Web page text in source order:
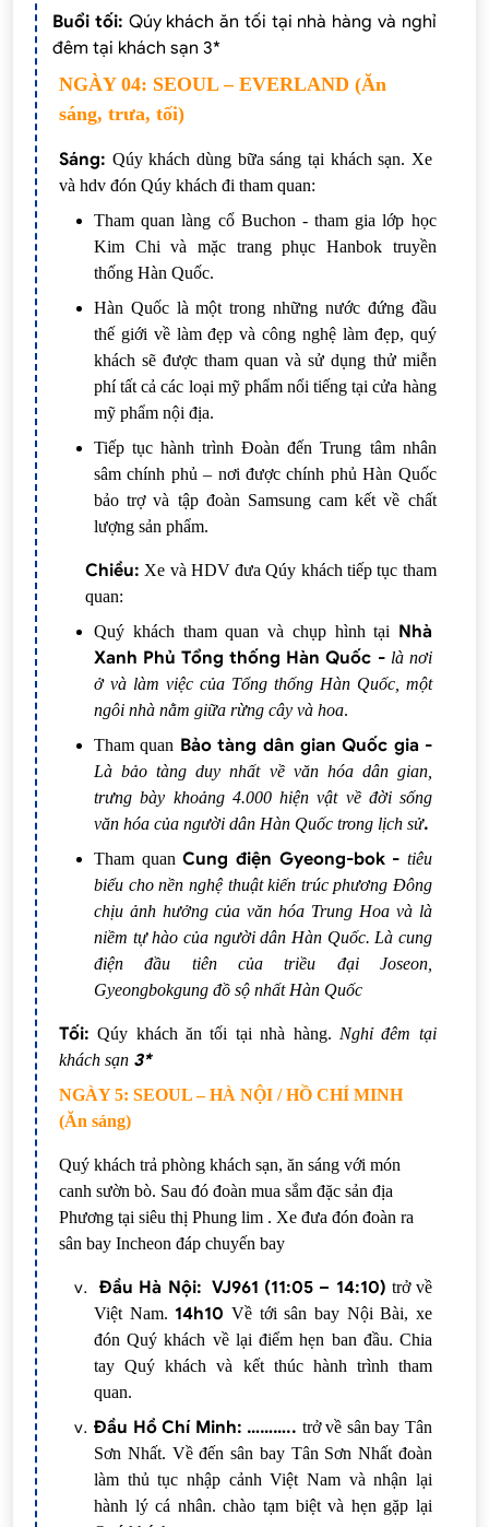
Buổi tối: Qúy khách ăn tối tại nhà hàng và nghỉ
đêm tại khách sạn 3*
NGÀY 04: SEOUL – EVERLAND (Ăn
sáng, trưa, tối)
Sáng: Qúy khách dùng bữa sáng tại khách sạn. Xe
và hdv đón Qúy khách đi tham quan:
Tham quan làng cổ Buchon - tham gia lớp học
Kim Chi và mặc trang phục Hanbok truyền
thống Hàn Quốc.
Hàn Quốc là một trong những nước đứng đầu
thế giới về làm đẹp và công nghệ làm đẹp, quý
khách sẽ được tham quan và sử dụng thử miễn
phí tất cả các loại mỹ phẩm nổi tiếng tại cửa hàng
mỹ phẩm nội địa.
Tiếp tục hành trình Đoàn đến Trung tâm nhân
sâm chính phủ – nơi được chính phủ Hàn Quốc
bảo trợ và tập đoàn Samsung cam kết về chất
lượng sản phẩm.
Chiều: Xe và HDV đưa Qúy khách tiếp tục tham
quan:
Quý khách tham quan và chụp hình tại Nhà
Xanh Phủ Tổng thống Hàn Quốc - là nơi
ở và làm việc của Tổng thống Hàn Quốc, một
ngôi nhà nằm giữa rừng cây và hoa.
Tham quan Bảo tàng dân gian Quốc gia -
Là bảo tàng duy nhất về văn hóa dân gian,
trưng bày khoảng 4.000 hiện vật về đời sống
văn hóa của người dân Hàn Quốc trong lịch sử.
Tham quanCung điện Gyeong-bok -tiêu
biểu cho nền nghệ thuật kiến trúc phương Đông
chịu ảnh hưởng của văn hóa Trung Hoa và là
niềm tự hào của người dân Hàn Quốc. Là cung
điện đầu tiên của triều đại Joseon,
Gyeongbokgung đồ sộ nhất Hàn Quốc
Tối:Qúy khách ăn tối tại nhà hàng. Nghỉ đêm tại
khách sạn 3*
NGÀY 5: SEOUL – HÀ NỘI / HỒ CHÍ MINH
(Ăn sáng)
Quý khách trả phòng khách sạn, ăn sáng với món
canh sườn bò. Sau đó đoàn mua sắm đặc sản địa
Phương tại siêu thị Phung lim . Xe đưa đón đoàn ra
sân bay Incheon đáp chuyến bay
Đầu Hà Nội: VJ961 (11:05 – 14:10) trở về
Việt Nam. 14h10 Về tới sân bay Nội Bài, xe
đón Quý khách về lại điểm hẹn ban đầu. Chia
tay Quý khách và kết thúc hành trình tham
quan.
Đầu Hồ Chí Minh: ……….. trở về sân bay Tân
Sơn Nhất. Về đến sân bay Tân Sơn Nhất đoàn
làm thủ tục nhập cảnh Việt Nam và nhận lại
hành lý cá nhân. chào tạm biệt và hẹn gặp lại